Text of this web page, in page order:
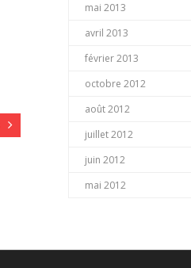
mai 2013
avril 2013
février 2013
octobre 2012
août 2012
juillet 2012
juin 2012
mai 2012